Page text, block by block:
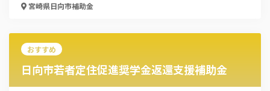
この補助金の情報をPDFダウンロード
宮崎県日向市補助金
おすすめ
日向市若者定住促進奨学金返還支援補助金